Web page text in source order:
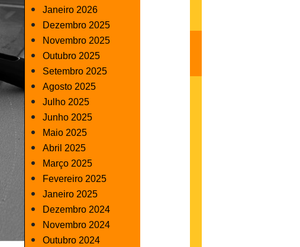
Janeiro 2026
Dezembro 2025
Novembro 2025
Outubro 2025
Setembro 2025
Agosto 2025
Julho 2025
Junho 2025
Maio 2025
Abril 2025
Março 2025
Fevereiro 2025
Janeiro 2025
Dezembro 2024
Novembro 2024
Outubro 2024